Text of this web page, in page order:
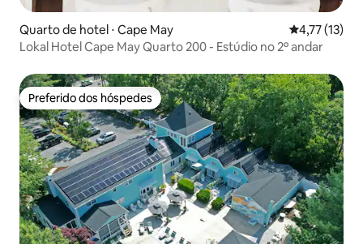
Quarto de hotel ⋅ Cape May 4,77 de uma
4,77 (13)
Lokal Hotel Cape May Quarto 200 - Estúdio no 2º andar
Preferido dos hóspedes
Preferido dos hóspedes